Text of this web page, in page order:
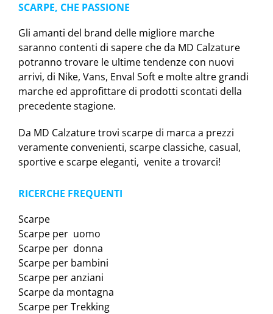
SCARPE, CHE PASSIONE
Gli amanti del brand delle migliore marche
saranno contenti di sapere che da MD Calzature
potranno trovare le ultime tendenze con nuovi
arrivi, di Nike, Vans, Enval Soft e molte altre grandi
marche ed approfittare di prodotti scontati della
precedente stagione.
Da MD Calzature trovi scarpe di marca a prezzi
veramente convenienti, scarpe classiche, casual,
sportive e scarpe eleganti, venite a trovarci!
RICERCHE FREQUENTI
Scarpe
Scarpe per uomo
Scarpe per donna
Scarpe per bambini
Scarpe per anziani
Scarpe da montagna
Scarpe per Trekking